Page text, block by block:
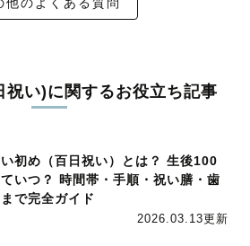
他のよくある質問
祝い)に関するお役立ち記事
初め（百日祝い）とは？ 生後100
ていつ？ 時間帯・手順・祝い膳・歯
で完全ガイド
2026.03.13更新